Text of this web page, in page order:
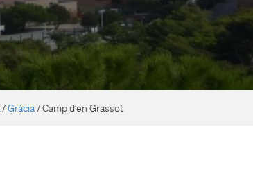
/Gràcia /Camp d’en Grassot